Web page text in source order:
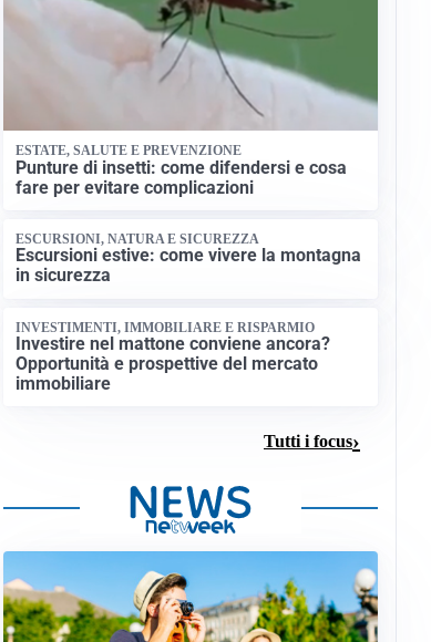
ESTATE, SALUTE E PREVENZIONE
Punture di insetti: come difendersi e cosa
fare per evitare complicazioni
ESCURSIONI, NATURA E SICUREZZA
Escursioni estive: come vivere la montagna
in sicurezza
INVESTIMENTI, IMMOBILIARE E RISPARMIO
Investire nel mattone conviene ancora?
Opportunità e prospettive del mercato
immobiliare
Tutti i focus